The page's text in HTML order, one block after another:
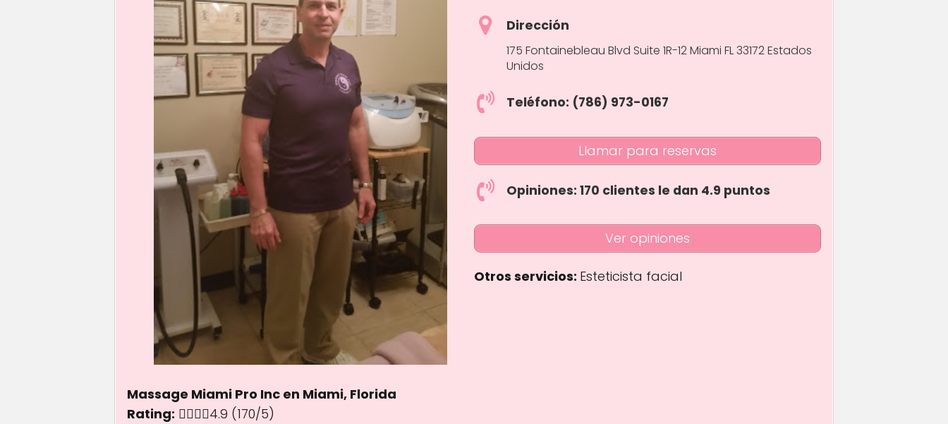
Massage Miami Pro Inc en Miami, Florida
Rating:
4.9 out of 5.0 stars
4.9 (170/5)
Dirección
175 Fontainebleau Blvd Suite 1R-12 Miami FL 33172 Estados
Unidos
Teléfono: (786) 973-0167
Llamar para reservas
Opiniones: 170 clientes le dan 4.9 puntos
Ver opiniones
Otros servicios: Esteticista facial